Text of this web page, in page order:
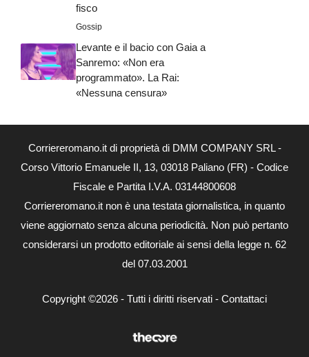
fisco
Gossip
Levante e il bacio con Gaia a
Sanremo: «Non era
programmato». La Rai:
«Nessuna censura»
Corriereromano.it di proprietà di DMM COMPANY SRL -
Corso Vittorio Emanuele II, 13, 03018 Paliano (FR) - Codice
Fiscale e Partita I.V.A. 03144800608
Corriereromano.it non è una testata giornalistica, in quanto
viene aggiornato senza alcuna periodicità. Non può pertanto
considerarsi un prodotto editoriale ai sensi della legge n. 62
del 07.03.2001
Copyright ©2026 - Tutti i diritti riservati - Contattaci